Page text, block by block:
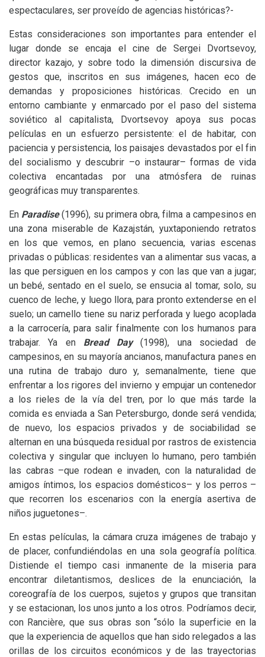
espectaculares, ser proveído de agencias históricas?-
Estas consideraciones son importantes para entender el
lugar donde se encaja el cine de Sergei Dvortsevoy,
director kazajo, y sobre todo la dimensión discursiva de
gestos que, inscritos en sus imágenes, hacen eco de
demandas y proposiciones históricas. Crecido en un
entorno cambiante y enmarcado por el paso del sistema
soviético al capitalista, Dvortsevoy apoya sus pocas
películas en un esfuerzo persistente: el de habitar, con
paciencia y persistencia, los paisajes devastados por el fin
del socialismo y descubrir –o instaurar– formas de vida
colectiva encantadas por una atmósfera de ruinas
geográficas muy transparentes.
En Paradise(1996), su primera obra, filma a campesinos en
una zona miserable de Kazajstán, yuxtaponiendo retratos
en los que vemos, en plano secuencia, varias escenas
privadas o públicas: residentes van a alimentar sus vacas, a
las que persiguen en los campos y con las que van a jugar;
un bebé, sentado en el suelo, se ensucia al tomar, solo, su
cuenco de leche, y luego llora, para pronto extenderse en el
suelo; un camello tiene su nariz perforada y luego acoplada
a la carrocería, para salir finalmente con los humanos para
trabajar. Ya en Bread Day(1998), una sociedad de
campesinos, en su mayoría ancianos, manufactura panes en
una rutina de trabajo duro y, semanalmente, tiene que
enfrentar a los rigores del invierno y empujar un contenedor
a los rieles de la vía del tren, por lo que más tarde la
comida es enviada a San Petersburgo, donde será vendida;
de nuevo, los espacios privados y de sociabilidad se
alternan en una búsqueda residual por rastros de existencia
colectiva y singular que incluyen lo humano, pero también
las cabras –que rodean e invaden, con la naturalidad de
amigos íntimos, los espacios domésticos– y los perros –
que recorren los escenarios con la energía asertiva de
niños juguetones–.
En estas películas, la cámara cruza imágenes de trabajo y
de placer, confundiéndolas en una sola geografía política.
Distiende el tiempo casi inmanente de la miseria para
encontrar diletantismos, deslices de la enunciación, la
coreografía de los cuerpos, sujetos y grupos que transitan
y se estacionan, los unos junto a los otros. Podríamos decir,
con Rancière, que sus obras son “sólo la superficie en la
que la experiencia de aquellos que han sido relegados a las
orillas de los circuitos económicos y de las trayectorias